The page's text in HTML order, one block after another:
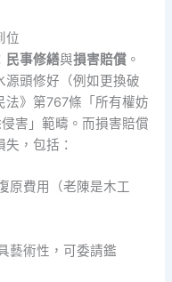
位
民事修繕與損害賠償 。
源頭修好（例如更換破
》第767條「所有權妨
害」範疇。而損害賠償
，包括：
原費用（老陳是木工
藝術性，可委請鑑